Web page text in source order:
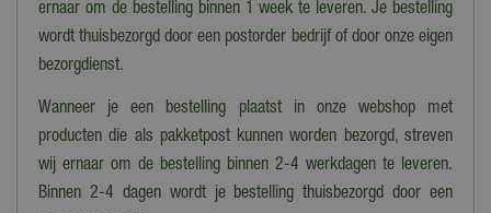
Verlichting
Bewegend
Nee
Geluid
ernaar om de bestelling binnen 1 week te leveren. Je bestelling
wordt thuisbezorgd door een postorder bedrijf of door onze eigen
bezorgdienst.
Wanneer je een bestelling plaatst in onze webshop met
producten die als pakketpost kunnen worden bezorgd, streven
wij ernaar om de bestelling binnen 2-4 werkdagen te leveren.
Binnen 2-4 dagen wordt je bestelling thuisbezorgd door een